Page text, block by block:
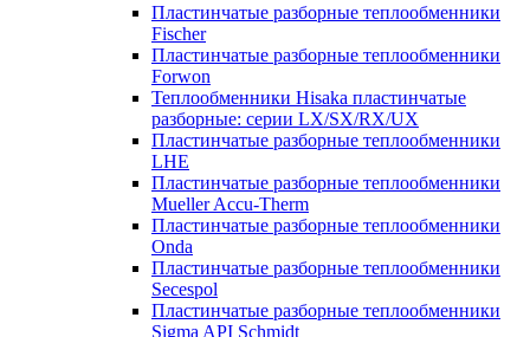
Пластинчатые разборные теплообменники
Fischer
Пластинчатые разборные теплообменники
Forwon
Теплообменники Hisaka пластинчатые
разборные: серии LX/SX/RX/UX
Пластинчатые разборные теплообменники
LHE
Пластинчатые разборные теплообменники
Mueller Accu-Therm
Пластинчатые разборные теплообменники
Onda
Пластинчатые разборные теплообменники
Secespol
Пластинчатые разборные теплообменники
Sigma API Schmidt